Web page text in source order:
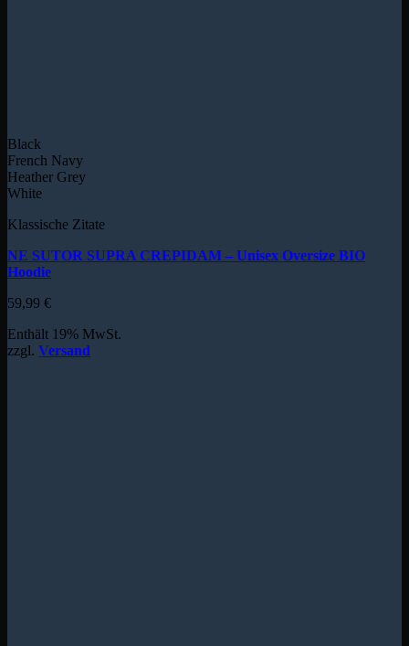
Black
French Navy
Heather Grey
White
Klassische Zitate
NE SUTOR SUPRA CREPIDAM – Unisex Oversize BIO
Hoodie
59,99 €
Enthält 19% MwSt.
zzgl. Versand